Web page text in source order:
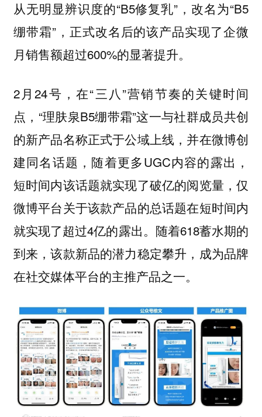
从无明显辨识度的“B5修复乳”，改名为“B5
绷带霜”，正式改名后的该产品实现了企微
月销售额超过600%的显著提升。
2月24号，在“三八”营销节奏的关键时间
点，“理肤泉B5绷带霜”这一与社群成员共创
的新产品名称正式于公域上线，并在微博创
建同名话题，随着更多UGC内容的露出，
短时间内该话题就实现了破亿的阅览量，仅
微博平台关于该款产品的总话题在短时间内
就实现了超过4亿的露出。随着618蓄水期的
到来，该款新品的潜力稳定攀升，成为品牌
在社交媒体平台的主推产品之一。